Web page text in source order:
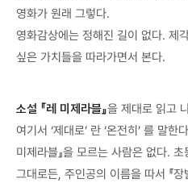
영화가 원래 그렇다.
영화감상에는 정해진 길이 없다. 제
싶은 가치들을 따라가면서 본다.
소설 『레 미제라블』을 제대로 읽고
여기서 ‘제대로’ 란 ‘온전히’ 를 말한
미제라블』을 모르는 사람은 없다.
그대로든, 주인공의 이름을 따서 『